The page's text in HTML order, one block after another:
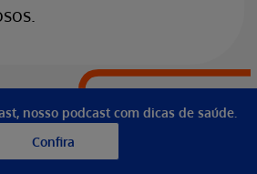
nosso podcast com dicas de saúde.
Confira